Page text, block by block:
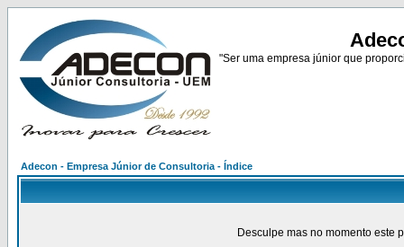
"Ser uma empresa júnior que
Adecon - Empresa Júnior de Consultoria - Índice
Desculpe mas no momento este